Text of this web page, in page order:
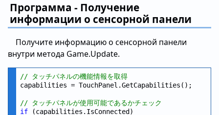
Программа - Получение
информации о сенсорной панели
Получите информацию о сенсорной панели
внутри метода Game.Update.
// タッチパネルの機能情報を取得
capabilities = TouchPanel.GetCapabilities();
// タッチパネルが使用可能であるかチェック
if (capabilities.IsConnected)